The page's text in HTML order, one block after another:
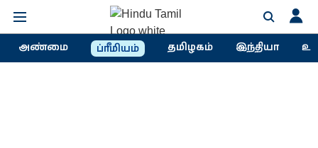
அண்மை ப்ரீமியம் தமிழகம் இந்தியா